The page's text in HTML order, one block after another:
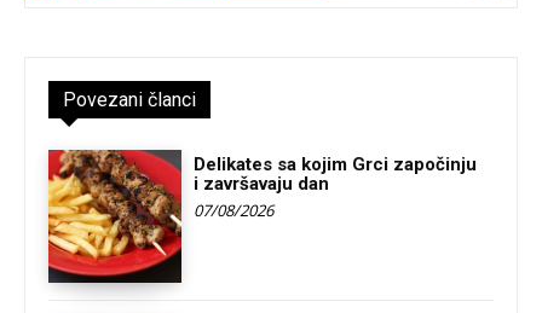
Povezani članci
Delikates sa kojim Grci započinju
i završavaju dan
07/08/2026